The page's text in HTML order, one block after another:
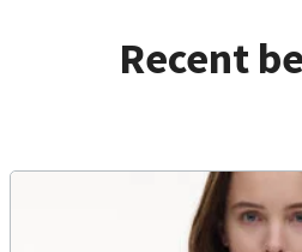
Recent